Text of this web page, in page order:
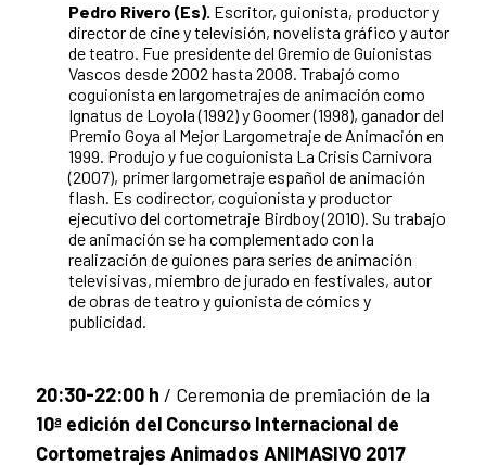
Pedro Rivero (Es). Escritor, guionista, productor y
director de cine y televisión, novelista gráfico y autor
de teatro. Fue presidente del Gremio de Guionistas
Vascos desde 2002 hasta 2008. Trabajó como
coguionista en largometrajes de animación como
Ignatus de Loyola (1992) y Goomer (1998), ganador del
Premio Goya al Mejor Largometraje de Animación en
1999. Produjo y fue coguionista La Crisis Carnivora
(2007), primer largometraje español de animación
flash. Es codirector, coguionista y productor
ejecutivo del cortometraje Birdboy (2010). Su trabajo
de animación se ha complementado con la
realización de guiones para series de animación
televisivas, miembro de jurado en festivales, autor
de obras de teatro y guionista de cómics y
publicidad.
20:30-22:00 h / Ceremonia de premiación de la
10ª edición del Concurso Internacional de
Cortometrajes Animados ANIMASIVO 2017